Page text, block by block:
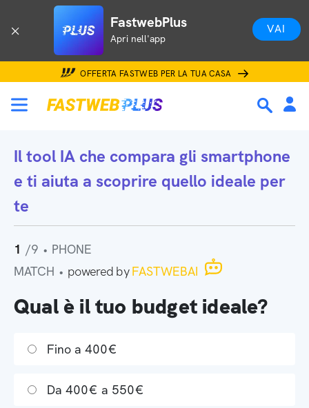
FastwebPlus
Apri nell'app
VAI
OFFERTA FASTWEB PER LA TUA CASA
Il tool IA che compara gli smartphone
e ti aiuta a scoprire quello ideale per
te
1 /9 • PHONE
MATCH • powered byFASTWEBAI
Qual è il tuo budget ideale?
Fino a 400€
Da 400€ a 550€